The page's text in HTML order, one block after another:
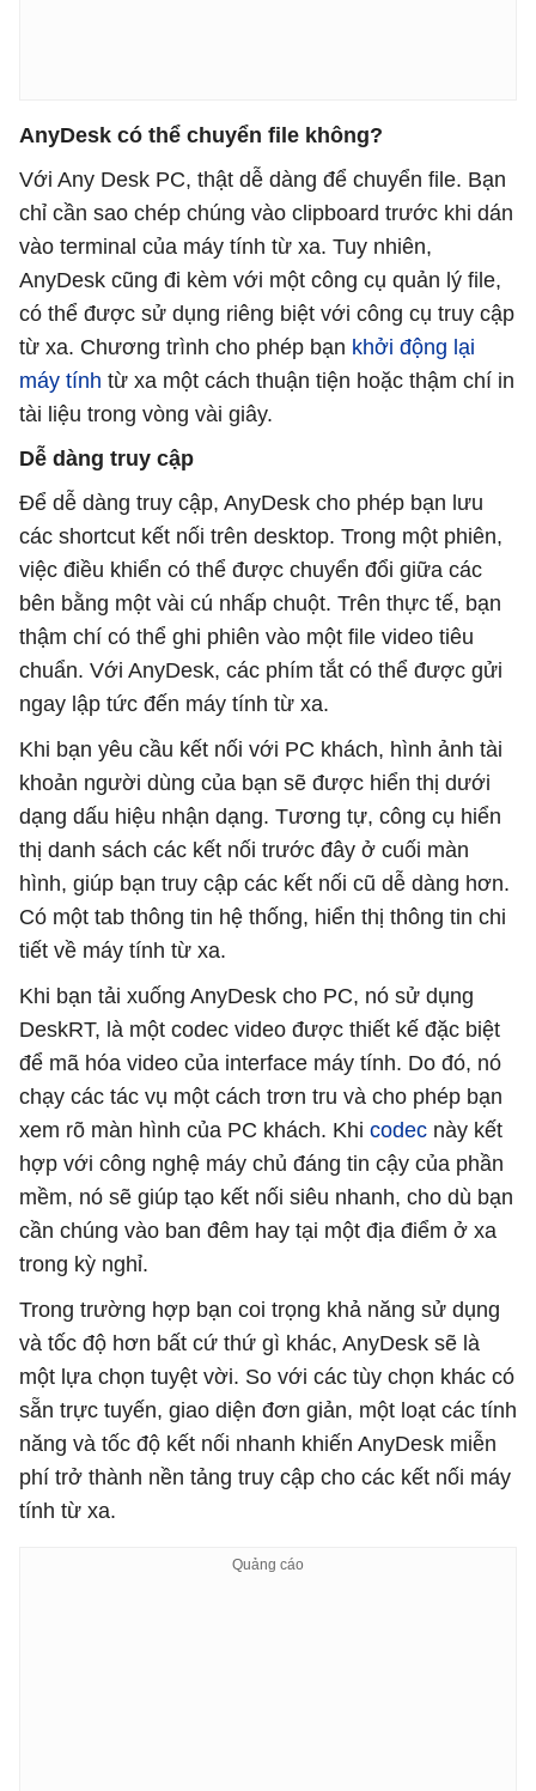
AnyDesk có thể chuyển file không?
Với Any Desk PC, thật dễ dàng để chuyển file. Bạn
chỉ cần sao chép chúng vào clipboard trước khi dán
vào terminal của máy tính từ xa. Tuy nhiên,
AnyDesk cũng đi kèm với một công cụ quản lý file,
có thể được sử dụng riêng biệt với công cụ truy cập
từ xa. Chương trình cho phép bạn khởi động lại
máy tính từ xa một cách thuận tiện hoặc thậm chí in
tài liệu trong vòng vài giây.
Dễ dàng truy cập
Để dễ dàng truy cập, AnyDesk cho phép bạn lưu
các shortcut kết nối trên desktop. Trong một phiên,
việc điều khiển có thể được chuyển đổi giữa các
bên bằng một vài cú nhấp chuột. Trên thực tế, bạn
thậm chí có thể ghi phiên vào một file video tiêu
chuẩn. Với AnyDesk, các phím tắt có thể được gửi
ngay lập tức đến máy tính từ xa.
Khi bạn yêu cầu kết nối với PC khách, hình ảnh tài
khoản người dùng của bạn sẽ được hiển thị dưới
dạng dấu hiệu nhận dạng. Tương tự, công cụ hiển
thị danh sách các kết nối trước đây ở cuối màn
hình, giúp bạn truy cập các kết nối cũ dễ dàng hơn.
Có một tab thông tin hệ thống, hiển thị thông tin chi
tiết về máy tính từ xa.
Khi bạn tải xuống AnyDesk cho PC, nó sử dụng
DeskRT, là một codec video được thiết kế đặc biệt
để mã hóa video của interface máy tính. Do đó, nó
chạy các tác vụ một cách trơn tru và cho phép bạn
xem rõ màn hình của PC khách. Khi codec này kết
hợp với công nghệ máy chủ đáng tin cậy của phần
mềm, nó sẽ giúp tạo kết nối siêu nhanh, cho dù bạn
cần chúng vào ban đêm hay tại một địa điểm ở xa
trong kỳ nghỉ.
Trong trường hợp bạn coi trọng khả năng sử dụng
và tốc độ hơn bất cứ thứ gì khác, AnyDesk sẽ là
một lựa chọn tuyệt vời. So với các tùy chọn khác có
sẵn trực tuyến, giao diện đơn giản, một loạt các tính
năng và tốc độ kết nối nhanh khiến AnyDesk miễn
phí trở thành nền tảng truy cập cho các kết nối máy
tính từ xa.